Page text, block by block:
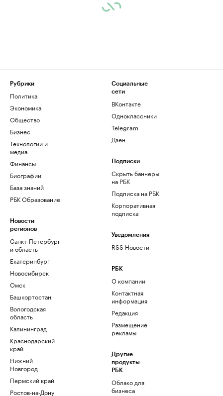
Рубрики
Политика
Экономика
Общество
Бизнес
Технологии и
медиа
Финансы
Биографии
База знаний
РБК Образование
Новости
регионов
Санкт-Петербург
и область
Екатеринбург
Новосибирск
Омск
Башкортостан
Вологодская
область
Калининград
Краснодарский
край
Нижний
Новгород
Пермский край
Ростов-на-Дону
Социальные
сети
ВКонтакте
Одноклассники
Telegram
Дзен
Подписки
Скрыть баннеры
на РБК
Подписка на РБК
Корпоративная
подписка
Уведомления
RSS Новости
РБК
О компании
Контактная
информация
Редакция
Размещение
рекламы
Другие
продукты
РБК
Облако для
бизнеса